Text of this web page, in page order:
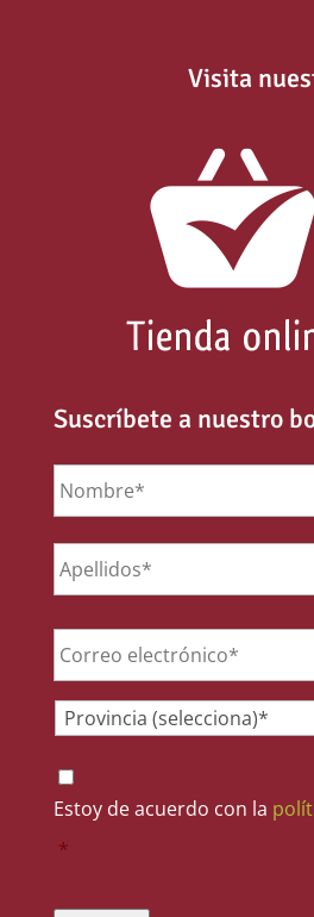
Visita
Suscríbete a nuestro
Nombre *
Email *
Provincia *
Consentimiento
Estoy de acuerdo con la
*